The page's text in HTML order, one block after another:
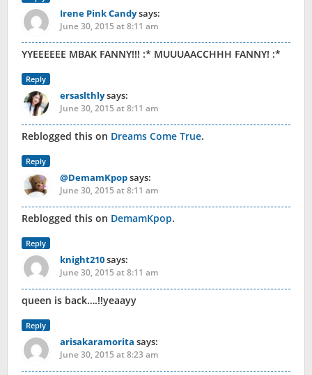
Irene Pink Candysays:
June 30, 2015 at 8:11 am
YYEEEEEE MBAK FANNY!!! :* MUUUAACCHHH FANNY! :*
Reply
ersaslthlysays:
June 30, 2015 at 8:11 am
Reblogged this on Dreams Come True.
Reply
@DemamKpopsays:
June 30, 2015 at 8:11 am
Reblogged this on DemamKpop.
Reply
knight210says:
June 30, 2015 at 8:11 am
queen is back….!!yeaayy
Reply
arisakaramorita says:
June 30, 2015 at 8:23 am